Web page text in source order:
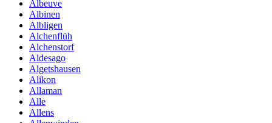
Albeuve
Albinen
Albligen
Alchenflüh
Alchenstorf
Aldesago
Algetshausen
Alikon
Allaman
Alle
Allens